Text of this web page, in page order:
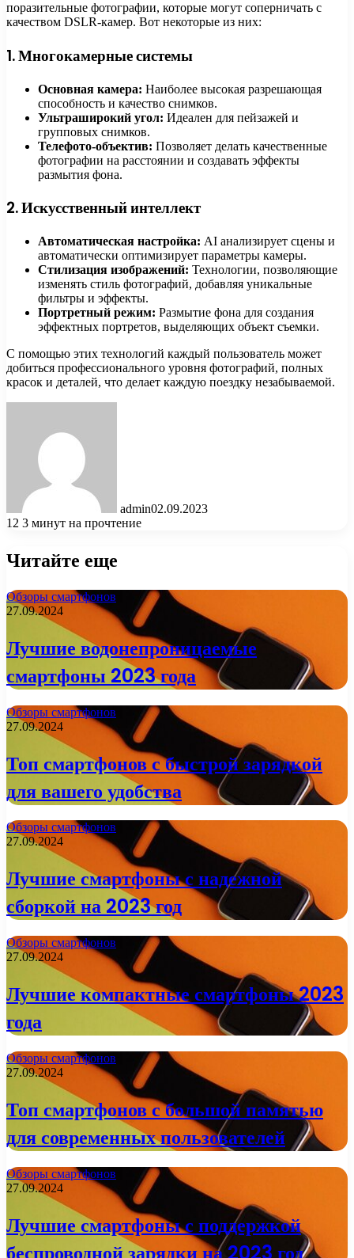
поразительные фотографии, которые могут соперничать с
качеством DSLR-камер. Вот некоторые из них:
1. Многокамерные системы
Основная камера: Наиболее высокая разрешающая
способность и качество снимков.
Ультраширокий угол: Идеален для пейзажей и
групповых снимков.
Телефото-объектив: Позволяет делать качественные
фотографии на расстоянии и создавать эффекты
размытия фона.
2. Искусственный интеллект
Автоматическая настройка: AI анализирует сцены и
автоматически оптимизирует параметры камеры.
Стилизация изображений: Технологии, позволяющие
изменять стиль фотографий, добавляя уникальные
фильтры и эффекты.
Портретный режим: Размытие фона для создания
эффектных портретов, выделяющих объект съемки.
С помощью этих технологий каждый пользователь может
добиться профессионального уровня фотографий, полных
красок и деталей, что делает каждую поездку незабываемой.
admin02.09.2023
12 3 минут на прочтение
Читайте еще
Обзоры смартфонов
27.09.2024
Лучшие водонепроницаемые
смартфоны 2023 года
Обзоры смартфонов
27.09.2024
Топ смартфонов с быстрой зарядкой
для вашего удобства
Обзоры смартфонов
27.09.2024
Лучшие смартфоны с надежной
сборкой на 2023 год
Обзоры смартфонов
27.09.2024
Лучшие компактные смартфоны 2023
года
Обзоры смартфонов
27.09.2024
Топ смартфонов с большой памятью
для современных пользователей
Обзоры смартфонов
27.09.2024
Лучшие смартфоны с поддержкой
беспроводной зарядки на 2023 год